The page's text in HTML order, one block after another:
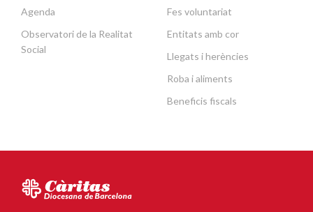
Agenda
Observatori de la Realitat
Social
Fes voluntariat
Entitats amb cor
Llegats i herències
Roba i aliments
Beneficis fiscals